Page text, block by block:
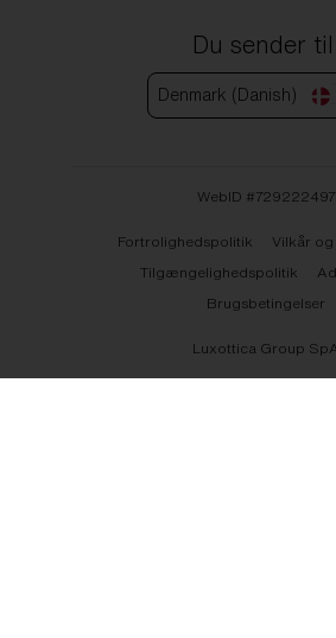
Du sender til:
Denmark (Danish)
WebID #729222497
Fortrolighedspolitik
Vilkår
Tilgængelighedspolitik
Brugsbetingelser
Luxottica Group